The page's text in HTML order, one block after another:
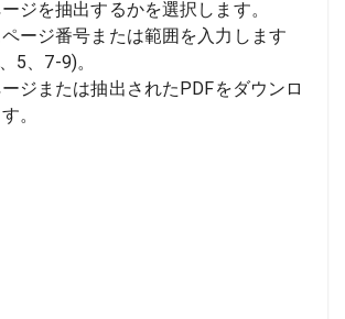
ジを抽出するかを選択します。
ージ番号または範囲を入力します
5、7-9)。
ジまたは抽出されたPDFをダウンロ
。